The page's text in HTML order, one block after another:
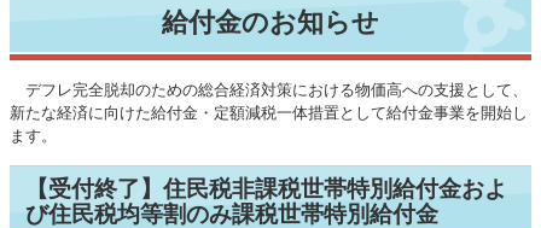
給付金のお知らせ
デフレ完全脱却のための総合経済対策における物価高への支援として、
新たな経済に向けた給付金・定額減税一体措置として給付金事業を開始し
ます。
【受付終了】住民税非課税世帯特別給付金およ
び住民税均等割のみ課税世帯特別給付金